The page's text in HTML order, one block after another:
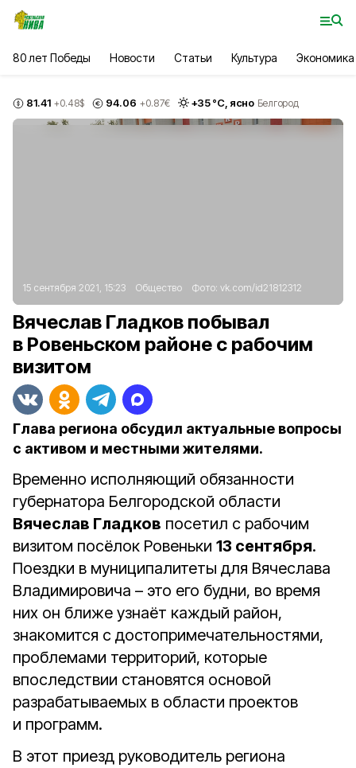
80 лет Победы Новости Статьи Культура Экономика
81.41 +0.48$ 94.06 +0.87€ +35°С, ясно Белгород
15 сентября 2021, 15:23 Общество Фото: vk.com/id21812312
Вячеслав Гладков побывал
в Ровеньском районе с рабочим
визитом
Глава региона обсудил актуальные вопросы
с активом и местными жителями.
Временно исполняющий обязанности
губернатора Белгородской области
Вячеслав Гладков посетил с рабочим
визитом посёлок Ровеньки 13 сентября.
Поездки в муниципалитеты для Вячеслава
Владимировича – это его будни, во время
них он ближе узнаёт каждый район,
знакомится с достопримечательностями,
проблемами территорий, которые
впоследствии становятся основой
разрабатываемых в области проектов
и программ.
В этот приезд руководитель региона